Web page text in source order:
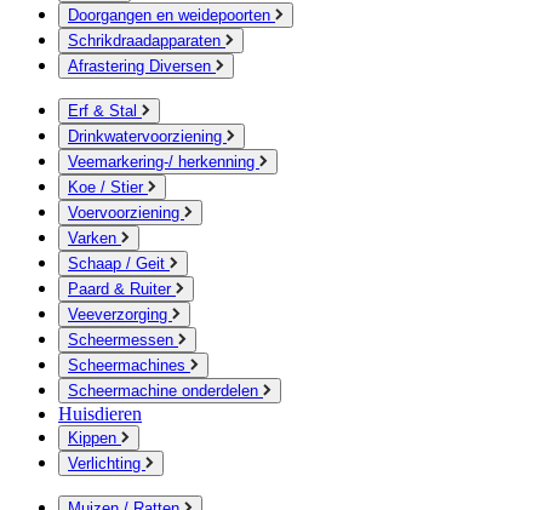
Doorgangen en weidepoorten
Schrikdraadapparaten
Afrastering Diversen
Erf & Stal
Drinkwatervoorziening
Veemarkering-/ herkenning
Koe / Stier
Voervoorziening
Varken
Schaap / Geit
Paard & Ruiter
Veeverzorging
Scheermessen
Scheermachines
Scheermachine onderdelen
Huisdieren
Kippen
Verlichting